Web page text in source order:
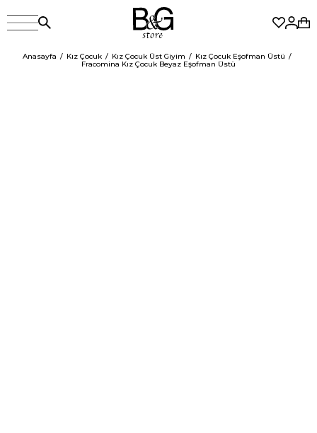
Anasayfa Kız Çocuk Kız Çocuk Üst Giyim
Kız Çocuk Eşofman Üstü
Fracomina Kız Çocuk Beyaz Eşofman Üstü